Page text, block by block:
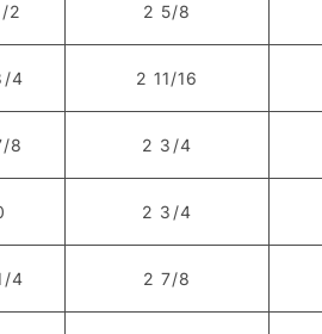
2 2 5/8
4 2 11/16
8 2 3/4
2 3/4
4 2 7/8